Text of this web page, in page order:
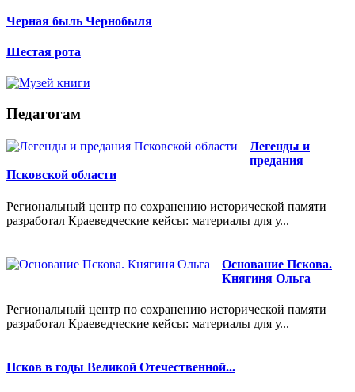
Черная быль Чернобыля
Шестая рота
Педагогам
Легенды и
предания
Псковской области
Региональный центр по сохранению исторической памяти
разработал Краеведческие кейсы: материалы для у...
Основание Пскова.
Княгиня Ольга
Региональный центр по сохранению исторической памяти
разработал Краеведческие кейсы: материалы для у...
Псков в годы Великой Отечественной...